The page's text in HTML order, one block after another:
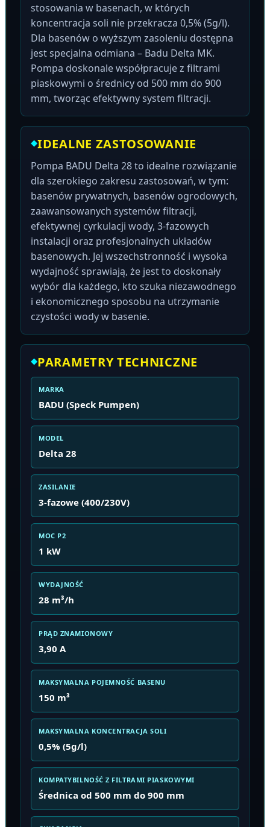
stosowania w basenach, w których
koncentracja soli nie przekracza 0,5% (5g/l).
Dla basenów o wyższym zasoleniu dostępna
jest specjalna odmiana – Badu Delta MK.
Pompa doskonale współpracuje z filtrami
piaskowymi o średnicy od 500 mm do 900
mm, tworząc efektywny system filtracji.
IDEALNE ZASTOSOWANIE
Pompa BADU Delta 28 to idealne rozwiązanie
dla szerokiego zakresu zastosowań, w tym:
basenów prywatnych, basenów ogrodowych,
zaawansowanych systemów filtracji,
efektywnej cyrkulacji wody, 3-fazowych
instalacji oraz profesjonalnych układów
basenowych. Jej wszechstronność i wysoka
wydajność sprawiają, że jest to doskonały
wybór dla każdego, kto szuka niezawodnego
i ekonomicznego sposobu na utrzymanie
czystości wody w basenie.
PARAMETRY TECHNICZNE
MARKA
BADU (Speck Pumpen)
MODEL
Delta 28
ZASILANIE
3-fazowe (400/230V)
MOC P2
1 kW
WYDAJNOŚĆ
28 m³/h
PRĄD ZNAMIONOWY
3,90 A
MAKSYMALNA POJEMNOŚĆ BASENU
150 m³
MAKSYMALNA KONCENTRACJA SOLI
0,5% (5g/l)
KOMPATYBILNOŚĆ Z FILTRAMI PIASKOWYMI
Średnica od 500 mm do 900 mm